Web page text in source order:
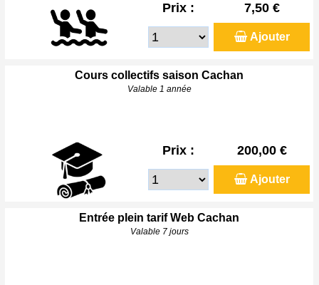
Prix : 7,50 €
Ajouter
Cours collectifs saison Cachan
Valable 1 année
Prix : 200,00 €
Ajouter
Entrée plein tarif Web Cachan
Valable 7 jours